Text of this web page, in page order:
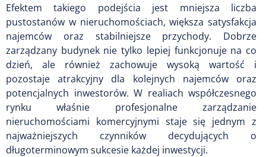
Efektem takiego podejścia jest mniejsza liczba
pustostanów w nieruchomościach, większa satysfakcja
najemców oraz stabilniejsze przychody. Dobrze
zarządzany budynek nie tylko lepiej funkcjonuje na co
dzień, ale również zachowuje wysoką wartość i
pozostaje atrakcyjny dla kolejnych najemców oraz
potencjalnych inwestorów. W realiach współczesnego
rynku właśnie profesjonalne zarządzanie
nieruchomościami komercyjnymi staje się jednym z
najważniejszych czynników decydujących o
długoterminowym sukcesie każdej inwestycji.